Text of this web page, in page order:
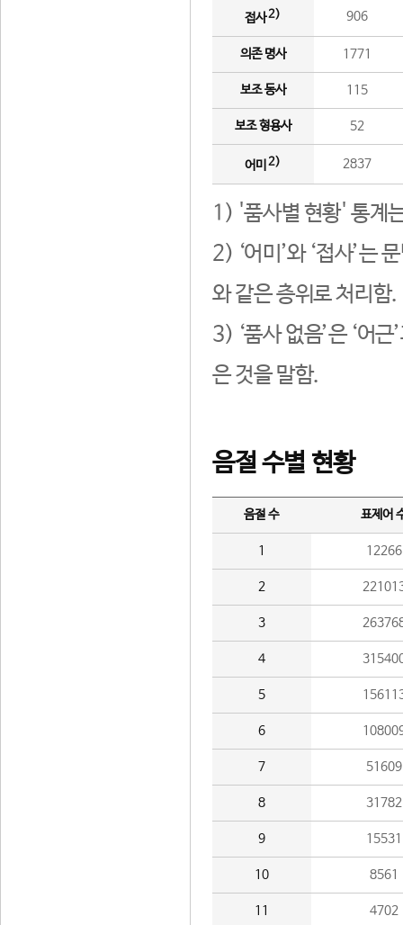
접사2) 906
의존 명사 1771
보조 동사 115
보조 형용사 52
어미 2) 2837
1) '품사별 현황' 통계
2) ‘어미’와 ‘접사’는
와 같은 층위로 처리함.
3) ‘품사 없음’은 ‘어
은 것을 말함.
음절 수별 현황
음절 수 표제어
1 12266
2
3
4
5
6
7 51609
8 31782
9 15531
10 8561
11 4702